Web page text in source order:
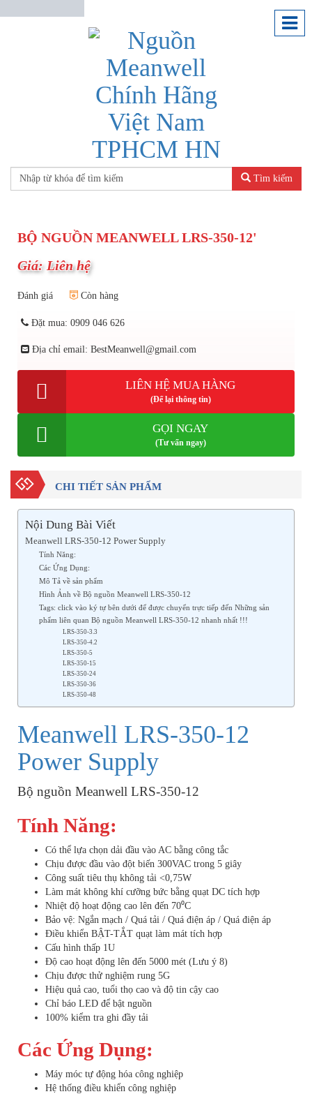
Tìm kiếm
BỘ NGUỒN MEANWELL LRS-350-12'
Giá: Liên hệ
Đánh giá Còn hàng
Đặt mua: 0909 046 626
Địa chỉ email: BestMeanwell@gmail.com
LIÊN HỆ MUA HÀNG
(Để lại thông tin)
GỌI NGAY
(Tư vấn ngay)
CHI TIẾT SẢN PHẨM
Nội Dung Bài Viết
Meanwell LRS-350-12 Power Supply
Tính Năng:
Các Ứng Dụng:
Mô Tả về sản phẩm
Hình Ảnh về Bộ nguồn Meanwell LRS-350-12
Tags: click vào ký tự bên dưới để được chuyển trực tiếp đến Những sản
phẩm liên quan Bộ nguồn Meanwell LRS-350-12 nhanh nhất !!!
LRS-350-3.3
LRS-350-4.2
LRS-350-5
LRS-350-15
LRS-350-24
LRS-350-36
LRS-350-48
Meanwell LRS-350-12
Power Supply
Bộ nguồn Meanwell LRS-350-12
Tính Năng:
Có thể lựa chọn dải đầu vào AC bằng công tắc
Chịu được đầu vào đột biến 300VAC trong 5 giây
Công suất tiêu thụ không tải <0,75W
Làm mát không khí cưỡng bức bằng quạt DC tích hợp
Nhiệt độ hoạt động cao lên đến 70⁰C
Bảo vệ: Ngắn mạch / Quá tải / Quá điện áp / Quá điện áp
Điều khiển BẬT-TẮT quạt làm mát tích hợp
Cấu hình thấp 1U
Độ cao hoạt động lên đến 5000 mét (Lưu ý 8)
Chịu được thử nghiệm rung 5G
Hiệu quả cao, tuổi thọ cao và độ tin cậy cao
Chỉ báo LED để bật nguồn
100% kiểm tra ghi đầy tải
Các Ứng Dụng:
Máy móc tự động hóa công nghiệp
Hệ thống điều khiển công nghiệp